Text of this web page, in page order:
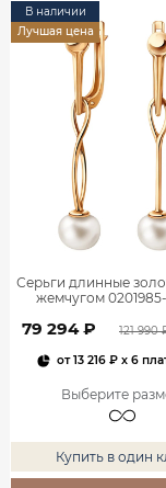
В наличии
Лучшая цена
Серьги длинные
жемчугом
79 294 ₽ 121 990
от13 216 ₽x 6
Выберите
Купить в один